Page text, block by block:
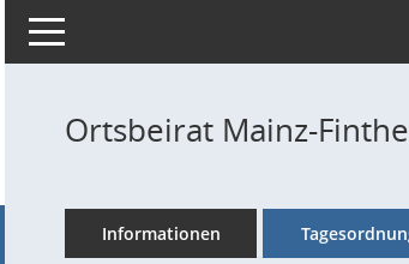
Toggle navigation
Ortsbeirat Mainz-
Informationen